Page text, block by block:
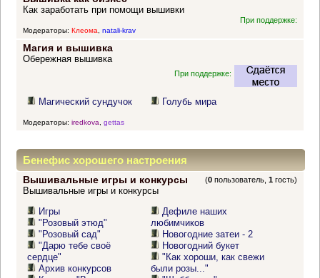
Как заработать при помощи вышивки
При поддержке:
Модераторы: Клеома, natali-krav
Магия и вышивка
Обережная вышивка
При поддержке:
Магический сундучок Голубь мира
Модераторы: iredkova gettas
Бенефис хорошего настроения
Вышивальные игры и конкурсы (0 пользователь,1 гость)
Вышивальные игры и конкурсы
Игры
"Розовый этюд"
"Розовый сад"
"Дарю тебе своё
сердце"
Архив конкурсов
Дефиле наших
любимчиков
Новогодние затеи - 2
Новогодний букет
"Как хороши, как свежи
были розы..."